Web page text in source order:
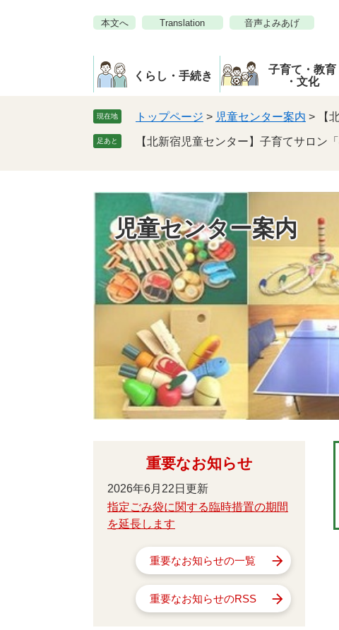
本文へ Translation 音声よみあげ
くらし・手続き
子育て・教育
・文化
現在地 トップページ > 児童センター案内 > 【
足あと 【北新宿児童センター】子育てサロン
児童センター案内
重要なお知らせ
2026年6月22日更新
指定ごみ袋に関する臨時措置の期間
を延長します
重要なお知らせの一覧
重要なお知らせのRSS